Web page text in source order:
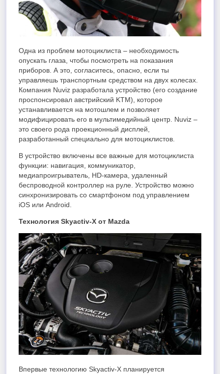
Одна из проблем мотоциклиста – необходимость
опускать глаза, чтобы посмотреть на показания
приборов. А это, согласитесь, опасно, если ты
управляешь транспортным средством на двух колесах.
Компания Nuviz разработала устройство (его создание
проспонсировал австрийский KTM), которое
устанавливается на мотошлем и позволяет
модифицировать его в мультимедийный центр. Nuviz –
это своего рода проекционный дисплей,
разработанный специально для мотоциклистов.
В устройство включены все важные для мотоциклиста
функции: навигация, коммуникатор,
медиапроигрыватель, HD-камера, удаленный
беспроводной контроллер на руле. Устройство можно
синхронизировать со смартфоном под управлением
iOS или Android.
Технология Skyactiv-X от Mazda
Впервые технологию Skyactiv-X планируется